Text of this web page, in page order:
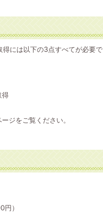
には以下の3点すべてが必要で
得
ジをご覧ください。
）